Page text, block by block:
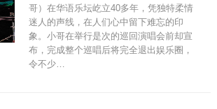
哥）在华语乐坛屹立40多年，凭独特柔情
迷人的声线，在人们心中留下难忘的印
象。小哥在举行是次的巡回演唱会前却宣
布，完成整个巡唱后将完全退出娱乐圈，
令不少…